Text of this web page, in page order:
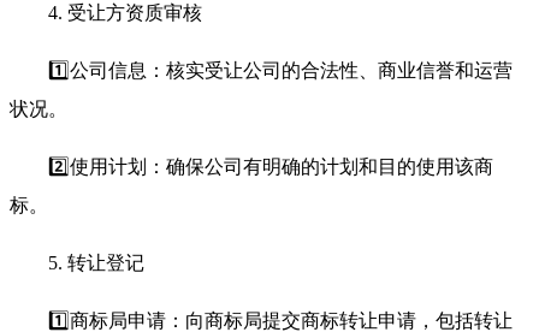
4. 受让方资质审核
1️⃣公司信息：核实受让公司的合法性、商业信誉和运营
状况。
2️⃣使用计划：确保公司有明确的计划和目的使用该商
标。
5. 转让登记
1️⃣商标局申请：向商标局提交商标转让申请，包括转让